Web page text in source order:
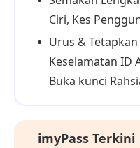
Ciri, Kes
Urus &
Keselamatan ID
Buka kunci
imyPass Terkini